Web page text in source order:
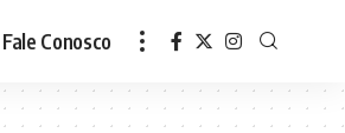
Fale Conosco